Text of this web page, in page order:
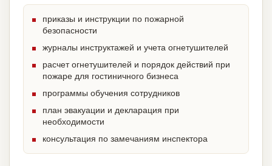
приказы и инструкции по пожарной
безопасности
журналы инструктажей и учета огнетушителей
расчет огнетушителей и порядок действий при
пожаре для гостиничного бизнеса
программы обучения сотрудников
план эвакуации и декларация при
необходимости
консультация по замечаниям инспектора